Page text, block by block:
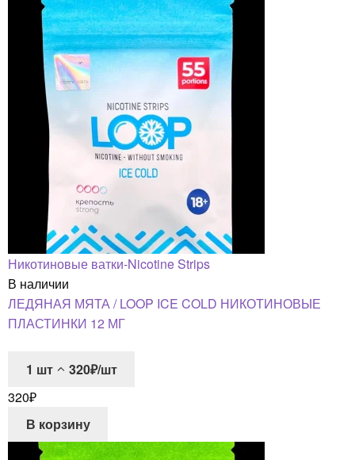
Никотиновые ватки-Nicotine Strips
В наличии
ЛЕДЯНАЯ МЯТА / LOOP ICE COLD НИКОТИНОВЫЕ
ПЛАСТИНКИ 12 МГ
1 шт
320₽/шт
320₽
В корзину